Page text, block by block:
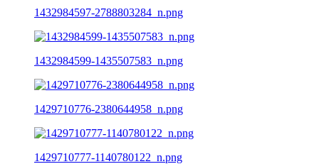
1432984597-2788803284_n.png
1432984599-1435507583_n.png
1429710776-2380644958_n.png
1429710777-1140780122_n.png